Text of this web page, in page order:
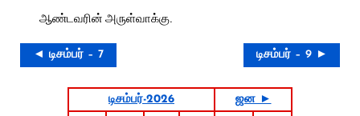
ஆண்டவரின் அருள்வாக்கு.
◄ டிசம்பர் – 7 டிசம்பர் – 9 ►
டிசம்பர்-2026
ஜன ►